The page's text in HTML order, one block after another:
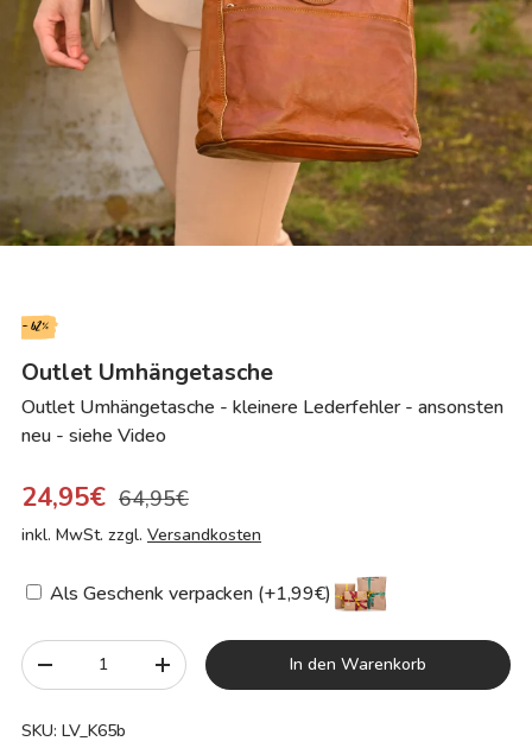
- 62%
Outlet Umhängetasche
Outlet Umhängetasche - kleinere Lederfehler - ansonsten
neu - siehe Video
24,95€ 64,95€
inkl. MwSt. zzgl. Versandkosten
Als Geschenk verpacken (+1,99€)
Anzahl
-
+ In den Warenkorb
SKU: LV_K65b